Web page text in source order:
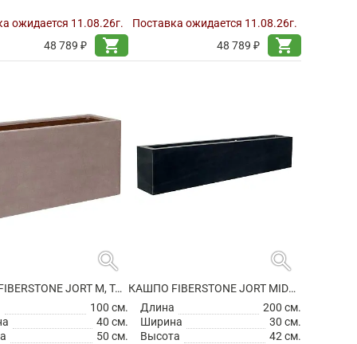
ожидается 11.08.26г.
48 789 ₽
shopping_cart
Поставка ожидается 11.08.26г.
48 789 ₽
shopping_cart
search
КАШПО FIBERSTONE JORT M, TAUPE
100 см.
40 см.
50 см.
search
КАШПО FIBERSTONE JORT MIDDLE HIGH BLACK
Длина
200 см.
Ширина
30 см.
Высота
42 см.